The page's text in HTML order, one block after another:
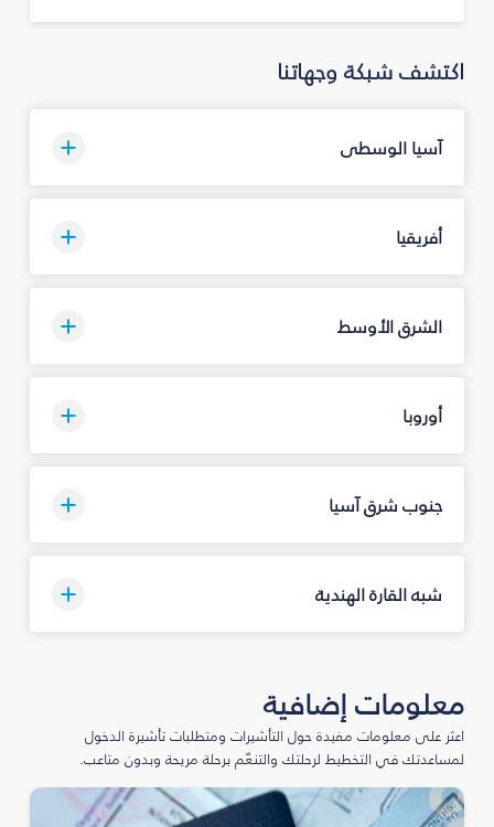
اكتشف شبكة وجهاتنا
آسيا الوسطى
أفريقيا
الشرق الأوسط
أوروبا
جنوب شرق آسيا
شبه القارة الهندية
معلومات إضافية
اعثر على معلومات مفيدة حول التأشيرات ومتطلبات تأشيرة الدخول
لمساعدتك في التخطيط لرحلتك والتنعّم برحلة مريحة وبدون متاعب.